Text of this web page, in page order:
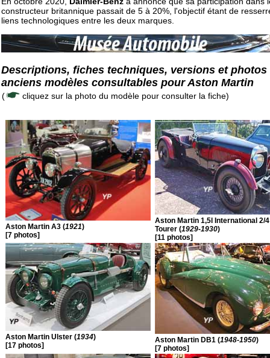
constructeur britannique passait de 5 à 20%, l'objectif étant de
liens technologiques entre les deux marques.
Descriptions, fiches techniques, versions et photos
anciens modèles consultables pour Aston Martin
( cliquez sur la photo du modèle pour consulter la fiche)
Aston Martin A3 (1921)
[7 photos]
Aston Martin 1,5l International 2/
Tourer (1929-1930)
[11 photos]
Aston Martin Ulster (1934)
[17 photos]
Aston Martin DB1 (1948-1950)
[7 photos]